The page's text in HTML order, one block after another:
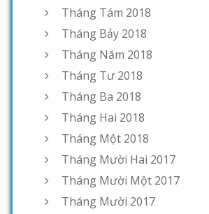
Tháng Tám 2018
Tháng Bảy 2018
Tháng Năm 2018
Tháng Tư 2018
Tháng Ba 2018
Tháng Hai 2018
Tháng Một 2018
Tháng Mười Hai 2017
Tháng Mười Một 2017
Tháng Mười 2017